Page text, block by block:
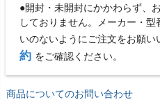
●開封・未開封にかかわらず、
しておりません。メーカー・
いのないようにご注文をお願い
約 をご確認ください。
商品についてのお問い合わせ